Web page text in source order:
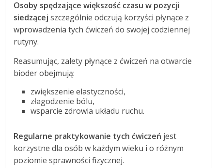
Osoby spędzające większość czasu w pozycji
siedzącej szczególnie odczują korzyści płynące z
wprowadzenia tych ćwiczeń do swojej codziennej
rutyny.
Reasumując, zalety płynące z ćwiczeń na otwarcie
bioder obejmują:
zwiększenie elastyczności,
złagodzenie bólu,
wsparcie zdrowia układu ruchu.
Regularne praktykowanie tych ćwiczeń jest
korzystne dla osób w każdym wieku i o różnym
poziomie sprawności fizycznej.